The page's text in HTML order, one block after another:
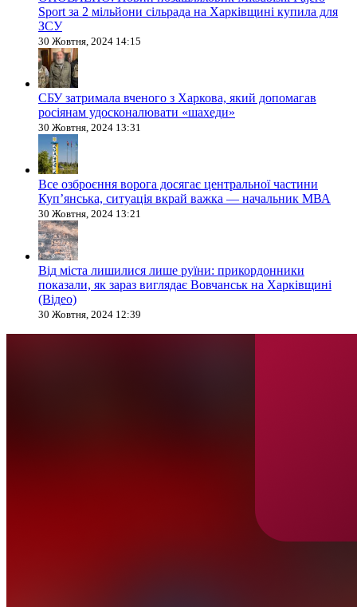
Sport за 2 мільйони сільрада на Харківщині купила для
ЗСУ
30 Жовтня, 2024 14:15
СБУ затримала вченого з Харкова, який допомагав
росіянам удосконалювати «шахеди»
30 Жовтня, 2024 13:31
Все озброєння ворога досягає центральної частини
Куп’янська, ситуація вкрай важка — начальник МВА
30 Жовтня, 2024 13:21
Від міста лишилися лише руїни: прикордонники
показали, як зараз виглядає Вовчанськ на Харківщині
(Відео)
30 Жовтня, 2024 12:39